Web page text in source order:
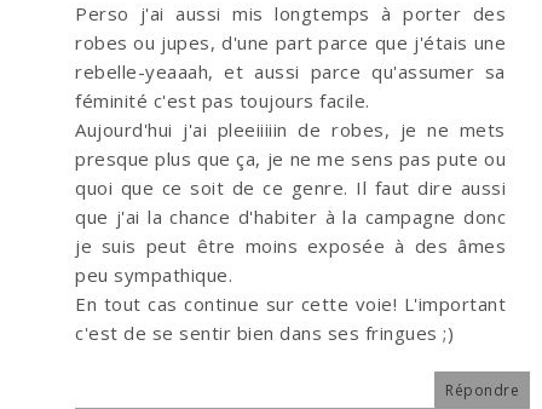
Perso j'ai aussi mis longtemps à porter des
robes ou jupes, d'une part parce que j'étais une
rebelle-yeaaah, et aussi parce qu'assumer sa
féminité c'est pas toujours facile.
Aujourd'hui j'ai pleeiiiiin de robes, je ne mets
presque plus que ça, je ne me sens pas pute ou
quoi que ce soit de ce genre. Il faut dire aussi
que j'ai la chance d'habiter à la campagne donc
je suis peut être moins exposée à des âmes
peu sympathique.
En tout cas continue sur cette voie! L'important
c'est de se sentir bien dans ses fringues ;)
Répondre